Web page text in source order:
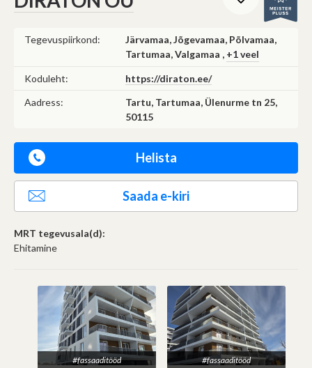
Tegevuspiirkond:
Järvamaa, Jõgevamaa, Põlvamaa,
Tartumaa, Valgamaa , +1 veel
Koduleht:
https://diraton.ee/
Aadress:
Tartu, Tartumaa, Ülenurme tn 25,
50115
Helista
Saada e-kiri
MRT tegevusala(d):
Ehitamine
#fassaaditööd #fassaaditööd